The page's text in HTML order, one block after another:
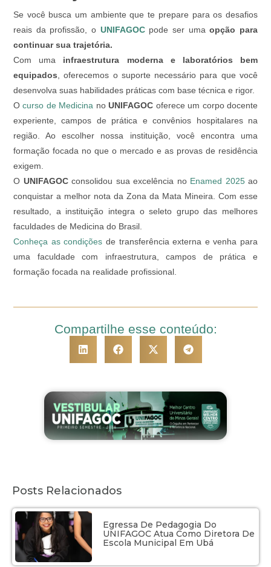
Se você busca um ambiente que te prepare para os desafios
reais da profissão, o UNIFAGOCpode ser umaopção para
continuar sua trajetória.
Com uma infraestrutura moderna e laboratórios bem
equipados , oferecemos o suporte necessário para que você
desenvolva suas habilidades práticas com base técnica e rigor.
Ocurso de Medicina noUNIFAGOC oferece um corpo docente
experiente, campos de prática e convênios hospitalares na
região. Ao escolher nossa instituição, você encontra uma
formação focada no que o mercado e as provas de residência
exigem.
O UNIFAGOCconsolidou sua excelência no Enamed 2025ao
conquistar a melhor nota da Zona da Mata Mineira. Com esse
resultado, a instituição integra o seleto grupo das melhores
faculdades de Medicina do Brasil.
Conheça as condições de transferência externa e venha para
uma faculdade com infraestrutura, campos de prática e
formação focada na realidade profissional.
Compartilhe esse conteúdo:
Posts Relacionados
Egressa De Pedagogia Do
UNIFAGOC Atua Como Diretora De
Escola Municipal Em Ubá